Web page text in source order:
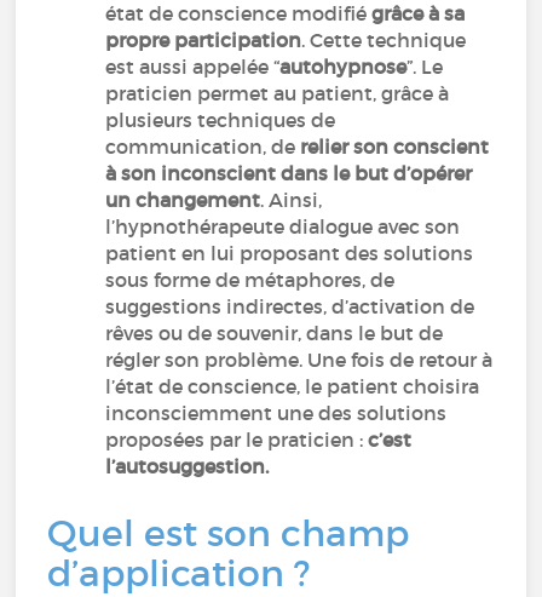
état de conscience modifiégrâce à sa
propre participation. Cette technique
est aussi appelée “autohypnose”. Le
praticien permet au patient, grâce à
plusieurs techniques de
communication, de relier son conscient
à son inconscient dans le but d’opérer
un changement. Ainsi,
l’hypnothérapeute dialogue avec son
patient en lui proposant des solutions
sous forme de métaphores, de
suggestions indirectes, d’activation de
rêves ou de souvenir, dans le but de
régler son problème. Une fois de retour à
l’état de conscience, le patient choisira
inconsciemment une des solutions
proposées par le praticien :c’est
l’autosuggestion.
Quel est son champ
d’application ?